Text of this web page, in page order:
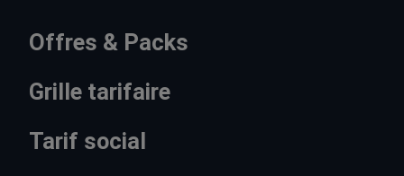
Offres & Packs
Grille tarifaire
Tarif social